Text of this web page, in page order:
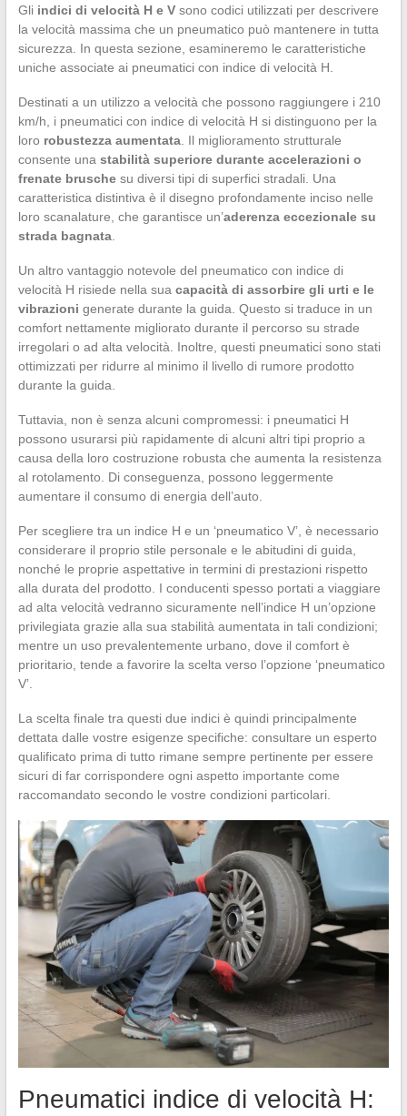
Gli indici di velocità H e Vsono codici utilizzati per descrivere
la velocità massima che un pneumatico può mantenere in tutta
sicurezza. In questa sezione, esamineremo le caratteristiche
uniche associate ai pneumatici con indice di velocità H.
Destinati a un utilizzo a velocità che possono raggiungere i 210
km/h, i pneumatici con indice di velocità H si distinguono per la
loro robustezza aumentata. Il miglioramento strutturale
consente una stabilità superiore durante accelerazioni o
frenate bruschesu diversi tipi di superfici stradali. Una
caratteristica distintiva è il disegno profondamente inciso nelle
loro scanalature, che garantisce un’aderenza eccezionale su
strada bagnata.
Un altro vantaggio notevole del pneumatico con indice di
velocità H risiede nella sua capacità di assorbire gli urti e le
vibrazioni generate durante la guida. Questo si traduce in un
comfort nettamente migliorato durante il percorso su strade
irregolari o ad alta velocità. Inoltre, questi pneumatici sono stati
ottimizzati per ridurre al minimo il livello di rumore prodotto
durante la guida.
Tuttavia, non è senza alcuni compromessi: i pneumatici H
possono usurarsi più rapidamente di alcuni altri tipi proprio a
causa della loro costruzione robusta che aumenta la resistenza
al rotolamento. Di conseguenza, possono leggermente
aumentare il consumo di energia dell’auto.
Per scegliere tra un indice H e un ‘pneumatico V’, è necessario
considerare il proprio stile personale e le abitudini di guida,
nonché le proprie aspettative in termini di prestazioni rispetto
alla durata del prodotto. I conducenti spesso portati a viaggiare
ad alta velocità vedranno sicuramente nell’indice H un’opzione
privilegiata grazie alla sua stabilità aumentata in tali condizioni;
mentre un uso prevalentemente urbano, dove il comfort è
prioritario, tende a favorire la scelta verso l’opzione ‘pneumatico
V’.
La scelta finale tra questi due indici è quindi principalmente
dettata dalle vostre esigenze specifiche: consultare un esperto
qualificato prima di tutto rimane sempre pertinente per essere
sicuri di far corrispondere ogni aspetto importante come
raccomandato secondo le vostre condizioni particolari.
Pneumatici indice di velocità H: